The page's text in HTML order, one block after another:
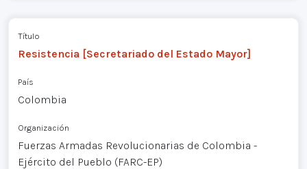
Título
Resistencia [Secretariado del Estado Mayor]
País
Colombia
Organización
Fuerzas Armadas Revolucionarias de Colombia -
Ejército del Pueblo (FARC-EP)